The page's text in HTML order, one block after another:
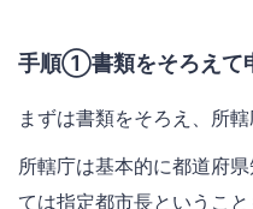
手順①書類をそろえて
まずは書類をそろえ、所轄
所轄庁は基本的に都道府
ては指定都市長というこ